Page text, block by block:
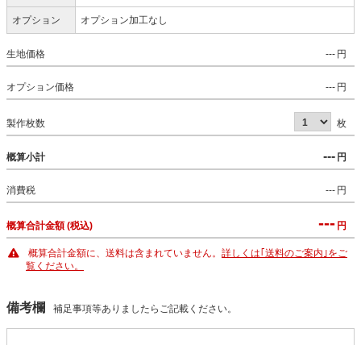
オプション オプション加工なし
生地価格 --- 円
オプション価格 --- 円
製作枚数 枚
概算小計 --- 円
消費税 --- 円
概算合計金額 (税込) --- 円
概算合計金額に、送料は含まれていません。 詳しくは｢送料のご案内｣をご
覧ください。
備考欄 補足事項等ありましたらご記載ください。